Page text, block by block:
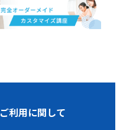
ご利用に関して